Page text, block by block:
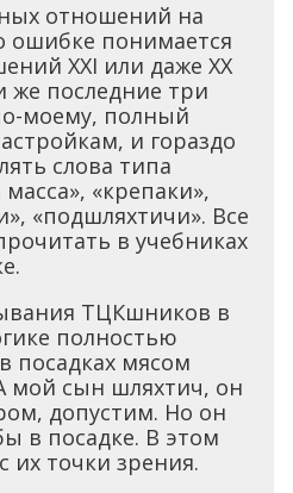
отношений на
ошибке понимается
XXI или даже XX
же последние три
моему, полный
и гораздо
слова типа
масса», «крепаки»,
«подшляхтичи». Все
в учебниках
ТЦКшников в
полностью
посадках мясом
мой сын шляхтич, он
допустим. Но он
в посадке. В этом
их точки зрения.